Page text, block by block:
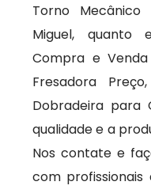
Torno Mecânico
Miguel, quanto
Compra e
Fresadora
Dobradeira para
qualidade e a
Nos contate e
com